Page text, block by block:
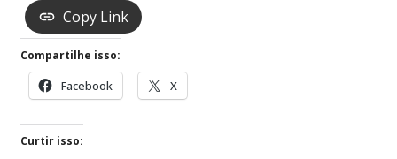
Copy Link
Compartilhe isso:
Facebook X
Curtir isso: